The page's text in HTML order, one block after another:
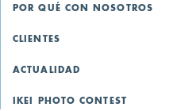
POR QUÉ CON NOSOTROS
CLIENTES
ACTUALIDAD
IKEI PHOTO CONTEST